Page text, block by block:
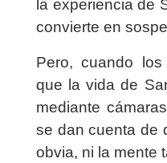
la experiencia de
convierte en
Pero, cuando
que la vida de
mediante
se dan cuenta de
obvia, ni la mente